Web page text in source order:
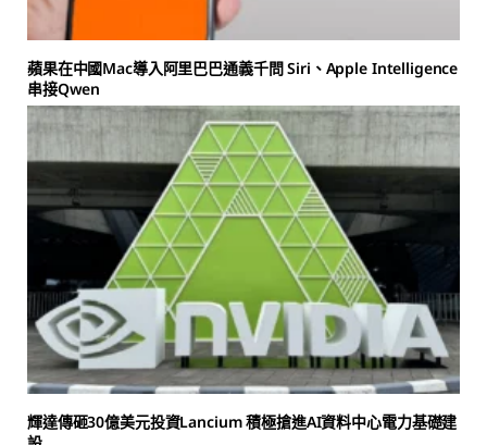
蘋果在中國Mac導入阿里巴巴通義千問 Siri、Apple Intelligence
串接Qwen
輝達傳砸30億美元投資Lancium 積極搶進AI資料中心電力基礎建